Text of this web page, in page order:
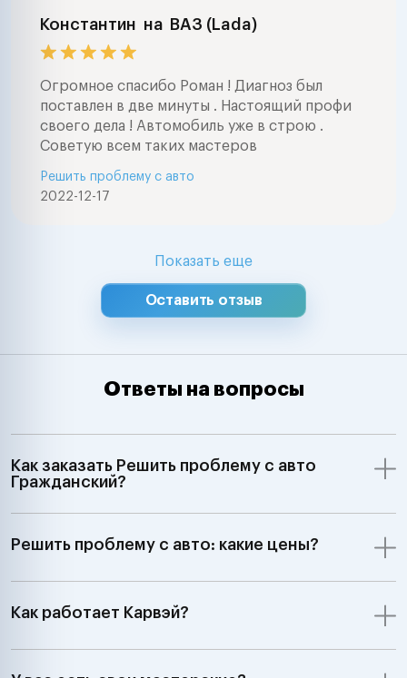
Константин на ВАЗ (Lada)
Огромное спасибо Роман ! Диагноз был
поставлен в две минуты . Настоящий профи
своего дела ! Автомобиль уже в строю .
Советую всем таких мастеров
2022-12-17
Решить проблему с авто
Показать еще
Оставить отзыв
Ответы на вопросы
Как заказать Решить проблему с авто
Гражданский?
Решить проблему с авто: какие цены?
Как работает Карвэй?